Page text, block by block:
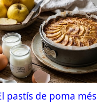
pastís de poma més